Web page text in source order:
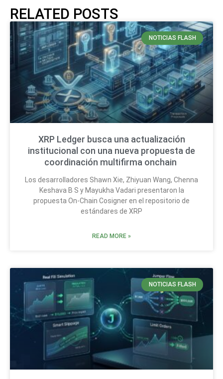
RELATED POSTS
NOTICIAS FLASH
XRP Ledger busca una actualización
institucional con una nueva propuesta de
coordinación multifirma onchain
Los desarrolladores Shawn Xie, Zhiyuan Wang, Chenna
Keshava B S y Mayukha Vadari presentaron la
propuesta On-Chain Cosigner en el repositorio de
estándares de XRP
READ MORE »
NOTICIAS FLASH